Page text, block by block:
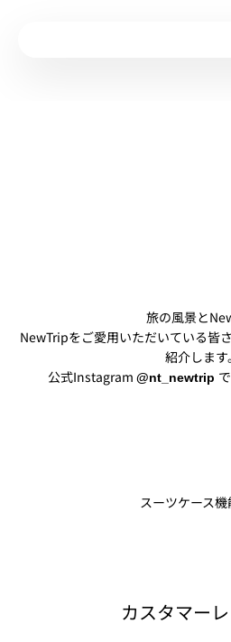
旅の風景と
NewTripをご愛用いただいている皆
紹介します。
公式Instagram @nt_newtrip
スーツケース
カスタマー